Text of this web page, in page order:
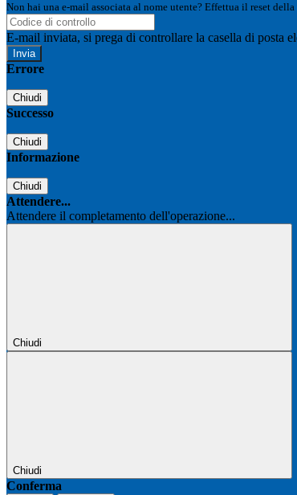
Non hai una e-mail associata al nome utente? Effettua il reset
E-mail inviata, si prega di controllare la casella di posta
Errore
Chiudi
Successo
Chiudi
Informazione
Chiudi
Attendere...
Attendere il completamento dell'operazione...
Chiudi
Chiudi
Conferma